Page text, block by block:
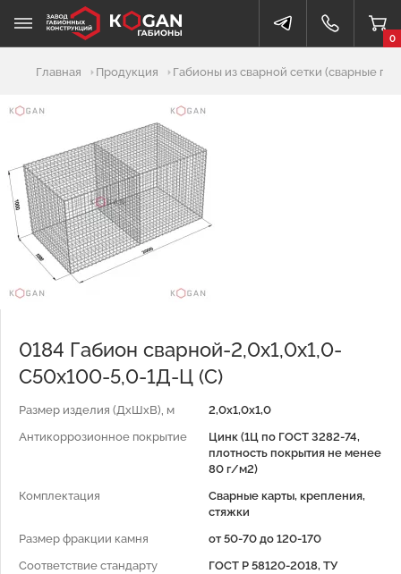
0
Добавлено в корзину
Главная Продукция Габионы из сварной сетки (сварные
0184 Габион сварной-2,0х1,0х1,0-
С50х100-5,0-1Д-Ц (С)
Размер изделия (ДхШхВ), м
2,0х1,0х1,0
Антикоррозионное покрытие
Цинк (1Ц по ГОСТ 3282-74,
плотность покрытия не менее
80 г/м2)
Комплектация
Сварные карты, крепления,
стяжки
Размер фракции камня
от 50-70 до 120-170
Соответствие стандарту
ГОСТ Р 58120-2018, ТУ